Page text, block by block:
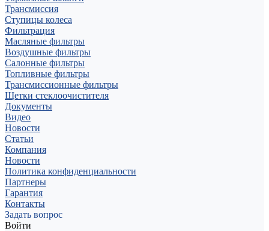
Трансмиссия
Ступицы колеса
Фильтрация
Масляные фильтры
Воздушные фильтры
Салонные фильтры
Топливные фильтры
Трансмиссионные фильтры
Щетки стеклоочистителя
Документы
Видео
Новости
Статьи
Компания
Новости
Политика конфиденциальности
Партнеры
Гарантия
Контакты
Задать вопрос
Войти